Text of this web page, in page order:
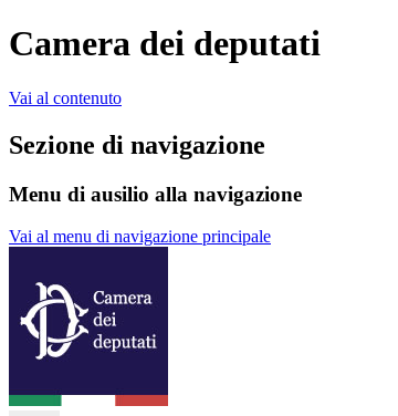
Camera dei deputati
Vai al contenuto
Sezione di navigazione
Menu di ausilio alla navigazione
Vai al menu di navigazione principale